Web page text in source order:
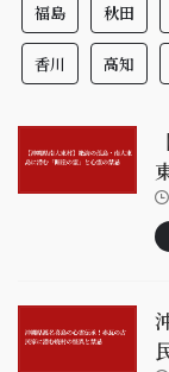
福島 秋田
香川 高知